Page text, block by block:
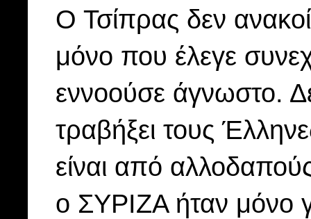
Ο Τσίπρας δεν
μόνο που έλεγε
εννοούσε άγνωστο.
τραβήξει τους
είναι από
ο ΣΥΡΙΖΑ ήταν μόνο